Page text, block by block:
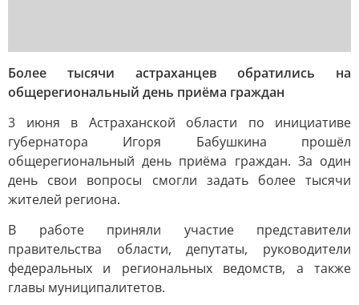
Более тысячи астраханцев обратились на
общерегиональный день приёма граждан
3 июня в Астраханской области по инициативе
губернатора Игоря Бабушкина прошёл
общерегиональный день приёма граждан. За один
день свои вопросы смогли задать более тысячи
жителей региона.
В работе приняли участие представители
правительства области, депутаты, руководители
федеральных и региональных ведомств, а также
главы муниципалитетов.